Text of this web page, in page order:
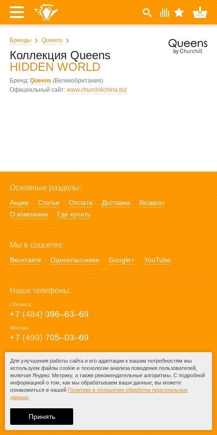
Бренды Queens
Коллекция Queens
HIDDEN WORLD
Бренд: Queens (Великобритания)
Официальный сайт: www.churchillchina.biz
Основные разделы:
Акции Статьи Оплата Доставка
Возврат
О компании
Где купить
Мы в соцсетях:
Вконтакте Одноклассники Google+ YouTube
Наши телефоны:
Обнинск:
+7 (484) 396‒63‒69
Москва:
+7 (499) 705‒03‒69
E-mail:
mail@posuda40.ru
При любом копировании информации
ссылка на
Для улучшения работы сайта и его адаптации к вашим потребностям мы
используем файлы cookie и технологии анализа поведения пользователей,
включая Яндекс Метрику, а также рекомендательные алгоритмы. С подробной
информацией о том, как мы обрабатываем ваши данные, вы можете
ознакомиться в нашей Политике в отношении обработки персональных
данных
Принять